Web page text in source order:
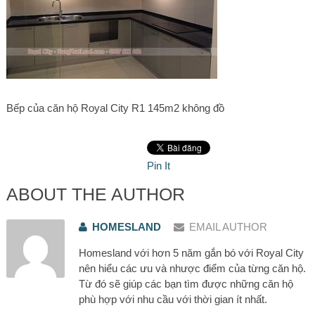
Bếp của căn hộ Royal City R1 145m2 không đồ
Pin It
ABOUT THE AUTHOR
HOMESLAND EMAIL AUTHOR
Homesland với hơn 5 năm gắn bó với Royal City
nên hiểu các ưu và nhược điểm của từng căn hộ.
Từ đó sẽ giúp các bạn tìm được những căn hộ
phù hợp với nhu cầu với thời gian ít nhất.